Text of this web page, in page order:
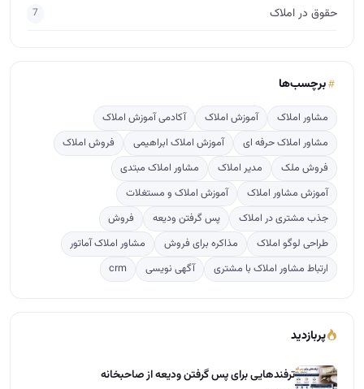
حقوق در املاک 7
برچسب‌ها
مشاور املاک آموزش املاک
آکادمی آموزش املاک
مشاور املاک حرفه ای
آموزش املاک ابراهیمی
فروش املاک
فروش ملک
مدیر املاک
مشاور املاک مبتدی
آموزش مشاور املاک
آموزش املاک و مستغلات
جذب مشتری در املاک
پس گرفتن ودیعه
فروش
طراحی لوگو املاک
مذاکره برای فروش
مشاور املاک آماتور
ارتباط مشاور املاک با مشتری
آگهی نویسی crm
پربازدید
ترفندهایی برای پس گرفتن ودیعه از صاحبخانه